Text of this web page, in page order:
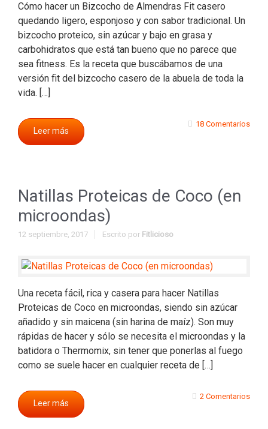
Cómo hacer un Bizcocho de Almendras Fit casero
quedando ligero, esponjoso y con sabor tradicional. Un
bizcocho proteico, sin azúcar y bajo en grasa y
carbohidratos que está tan bueno que no parece que
sea fitness. Es la receta que buscábamos de una
versión fit del bizcocho casero de la abuela de toda la
vida. […]
Leer más
18 Comentarios
Natillas Proteicas de Coco (en
microondas)
12 septiembre, 2017 Escrito por Fitlicioso
Una receta fácil, rica y casera para hacer Natillas
Proteicas de Coco en microondas, siendo sin azúcar
añadido y sin maicena (sin harina de maíz). Son muy
rápidas de hacer y sólo se necesita el microondas y la
batidora o Thermomix, sin tener que ponerlas al fuego
como se suele hacer en cualquier receta de […]
Leer más
2 Comentarios